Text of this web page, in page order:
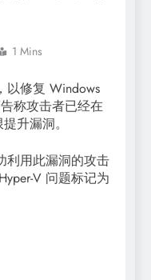
1 Mins
以修复 Windows
称攻击者已经在
升漏洞。
利用此漏洞的攻击
V 问题标记为